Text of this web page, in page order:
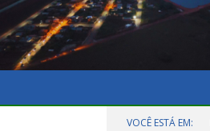
VOCÊ ESTÁ EM: